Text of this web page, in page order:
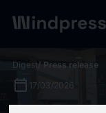
Digest/ Press release
calendar_today 17/03/2026